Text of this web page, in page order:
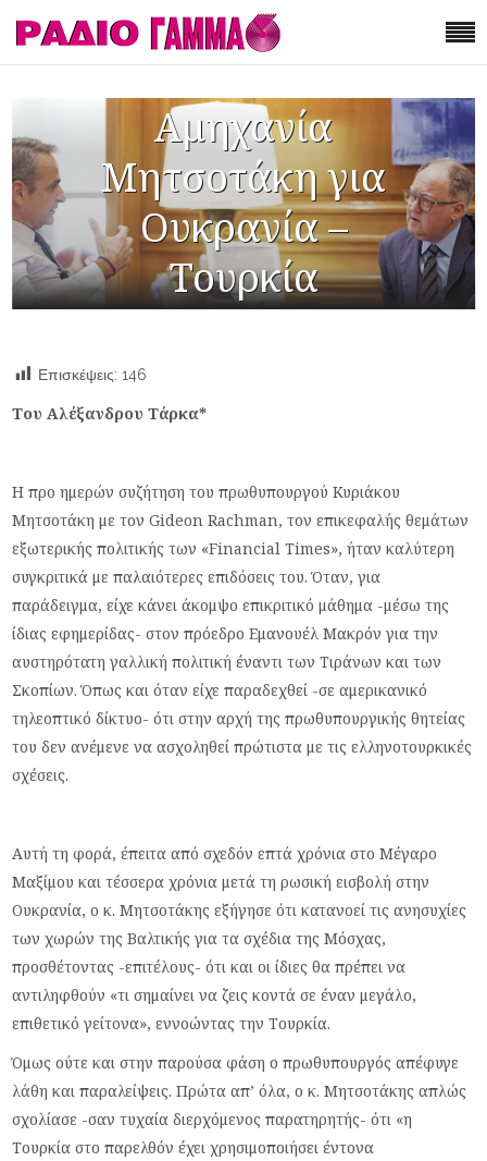
Αμηχανία
Μητσοτάκη για
Ουκρανία –
Τουρκία
Επισκέψεις: 146
Του Αλέξανδρου Τάρκα*
Η προ ημερών συζήτηση του πρωθυπουργού Κυριάκου
Μητσοτάκη με τον Gideon Rachman, τον επικεφαλής θεμάτων
εξωτερικής πολιτικής των «Financial Times», ήταν καλύτερη
συγκριτικά με παλαιότερες επιδόσεις του. Όταν, για
παράδειγμα, είχε κάνει άκομψο επικριτικό μάθημα -μέσω της
ίδιας εφημερίδας- στον πρόεδρο Εμανουέλ Μακρόν για την
αυστηρότατη γαλλική πολιτική έναντι των Τιράνων και των
Σκοπίων. Όπως και όταν είχε παραδεχθεί -σε αμερικανικό
τηλεοπτικό δίκτυο- ότι στην αρχή της πρωθυπουργικής θητείας
του δεν ανέμενε να ασχοληθεί πρώτιστα με τις ελληνοτουρκικές
σχέσεις.
Αυτή τη φορά, έπειτα από σχεδόν επτά χρόνια στο Μέγαρο
Μαξίμου και τέσσερα χρόνια μετά τη ρωσική εισβολή στην
Ουκρανία, ο κ. Μητσοτάκης εξήγησε ότι κατανοεί τις ανησυχίες
των χωρών της Βαλτικής για τα σχέδια της Μόσχας,
προσθέτοντας -επιτέλους- ότι και οι ίδιες θα πρέπει να
αντιληφθούν «τι σημαίνει να ζεις κοντά σε έναν μεγάλο,
επιθετικό γείτονα», εννοώντας την Τουρκία.
Όμως ούτε και στην παρούσα φάση ο πρωθυπουργός απέφυγε
λάθη και παραλείψεις. Πρώτα απ’ όλα, ο κ. Μητσοτάκης απλώς
σχολίασε -σαν τυχαία διερχόμενος παρατηρητής- ότι «η
Τουρκία στο παρελθόν έχει χρησιμοποιήσει έντονα